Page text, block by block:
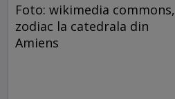
Foto: wikimedia commons,
zodiac la catedrala din
Amiens